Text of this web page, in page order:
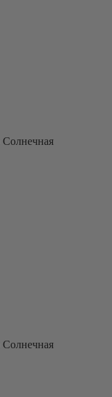
Солнечная
Солнечная